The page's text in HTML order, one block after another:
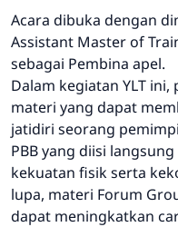
Acara dibuka dengan
Assistant Master of
sebagai Pembina apel.
Dalam kegiatan YLT
materi yang dapat
jatidiri seorang
PBB yang diisi
kekuatan fisik serta
lupa, materi Forum
dapat meningkatkan